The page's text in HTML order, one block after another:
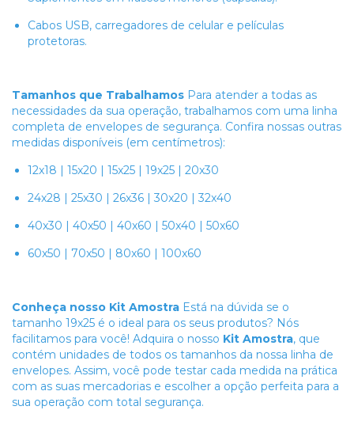
Cabos USB, carregadores de celular e películas
protetoras.
Tamanhos que Trabalhamos Para atender a todas as
necessidades da sua operação, trabalhamos com uma linha
completa de envelopes de segurança. Confira nossas outras
medidas disponíveis (em centímetros):
12x18 | 15x20 | 15x25 | 19x25 | 20x30
24x28 | 25x30 | 26x36 | 30x20 | 32x40
40x30 | 40x50 | 40x60 | 50x40 | 50x60
60x50 | 70x50 | 80x60 | 100x60
Conheça nosso Kit Amostra Está na dúvida se o
tamanho 19x25 é o ideal para os seus produtos? Nós
facilitamos para você! Adquira o nosso Kit Amostra, que
contém unidades de todos os tamanhos da nossa linha de
envelopes. Assim, você pode testar cada medida na prática
com as suas mercadorias e escolher a opção perfeita para a
sua operação com total segurança.